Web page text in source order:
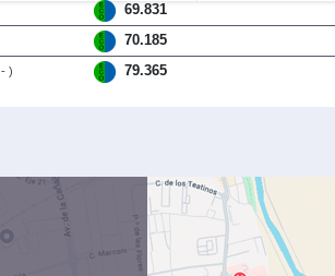
69.831
70.185
) 79.365